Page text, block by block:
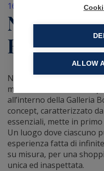
ALLOW
16 Aprile 2019
NAU! apre
Borromeo
NAU! consolida la
milanese con la nuova
all’interno della Galleria
concept, caratterizzato
essenziali, mette in
Un luogo dove ciascuno
esperienza fatta di
su misura, per una
unica ed inaspettata.